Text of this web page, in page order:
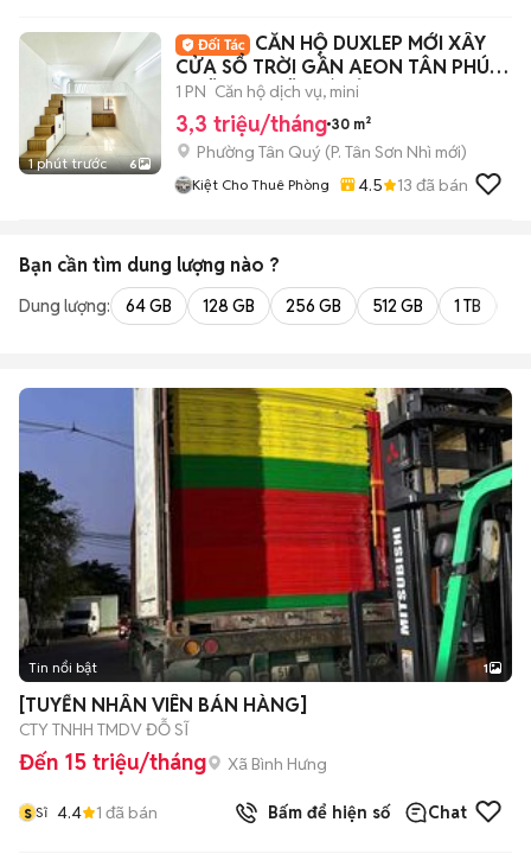
1 phút trước 6
CĂN HỘ DUXLEP MỚI XÂY
CỬA SỔ TRỜI GẦN AEON TÂN PHÚ
NGÃ TƯ 4 XÃ GIÁ RẺ
1 PN Căn hộ dịch vụ, mini
3,3 triệu/tháng 30 m²
Phường Tân Quý (P. Tân Sơn Nhì mới)
Kiệt Cho Thuê Phòng 4.5 13 đã bán
Bạn cần tìm dung lượng nào ?
Dung lượng: 64 GB 128 GB 256 GB 512 GB 1 TB
Tin nổi bật 1
[TUYỂN NHÂN VIÊN BÁN HÀNG]
CTY TNHH TMDV ĐỖ SĨ
Đến 15 triệu/tháng Xã Bình Hưng
s Sĩ 4.4 1 đã bán Bấm để hiện số Chat